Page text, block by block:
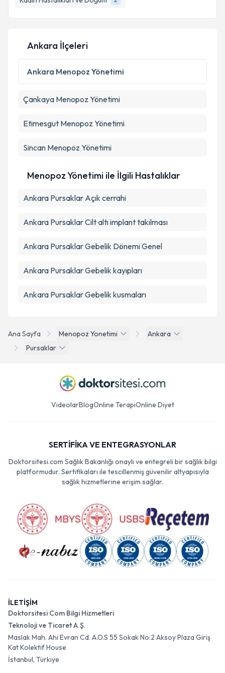
Kişisel verilerimin işlenmesine ilişkinAydınlatma
Metni
'ni okudum ve kişisel verilerimin belirtilen
kapsamda işlenmesini kabul ediyorum.
Ana Sayfa Menopoz Yonetimi
Ankara
Pursaklar
Ankara İlçeleri
Ankara Menopoz Yönetimi
Çankaya Menopoz Yönetimi
Etimesgut Menopoz Yönetimi
Sincan Menopoz Yönetimi
Menopoz Yönetimi ile İlgili Hastalıklar
Ankara Pursaklar Açık cerrahi
Ankara Pursaklar Cilt altı implant takılması
Ankara Pursaklar Gebelik Dönemi Genel
Ankara Pursaklar Gebelik kayıpları
Ankara Pursaklar Gebelik kusmaları
VideolarBlogOnline TerapiOnline Diyet
SERTİFİKA VE ENTEGRASYONLAR
Doktorsitesi.com Sağlık Bakanlığı onaylı ve entegreli bir sağlık bilgi
platformudur. Sertifikaları ile tescillenmiş güvenilir altyapısıyla
sağlık hizmetlerine erişim sağlar.
İLETİŞİM
Doktorsitesi Com Bilgi Hizmetleri
Teknoloji ve Ticaret A.Ş.
Maslak Mah. Ahi Evran Cd. A.O.S 55 Sokak No:2 Aksoy Plaza Giriş
Kat Kolektif House
İstanbul, Türkiye